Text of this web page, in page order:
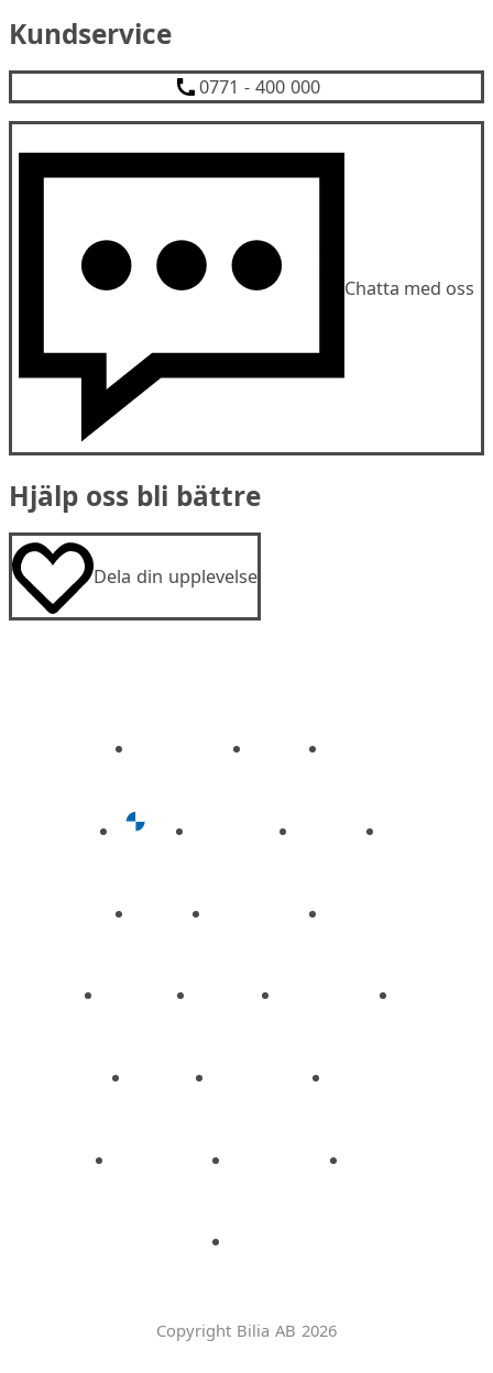
Kundservice
0771 - 400 000
Chatta med oss
Hjälp oss bli bättre
Dela din upplevelse
Copyright Bilia AB 2026